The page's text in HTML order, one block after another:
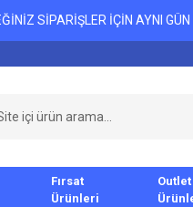
SİPARİŞLER İÇİN AYNI GÜN
Fırsat
Ürünleri
Outlet